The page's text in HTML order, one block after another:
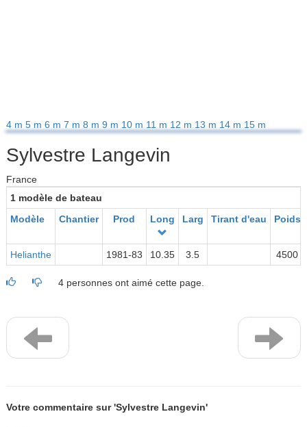
4 m 5 m 6 m 7 m 8 m 9 m 10 m 11 m 12 m 13 m 14 m 15 m
Sylvestre Langevin
France
1 modèle de bateau
Modèle
Chantier Prod Long Larg Tirant d'eau Poids
Helianthe 1981-83 10.35 3.5 4500
4 personnes ont aimé cette page.
Votre commentaire sur 'Sylvestre Langevin'